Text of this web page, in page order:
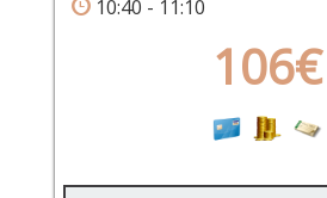
10:40 - 11:10
106€